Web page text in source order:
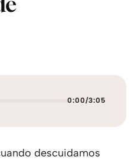
0:00/3:05
descuidamos